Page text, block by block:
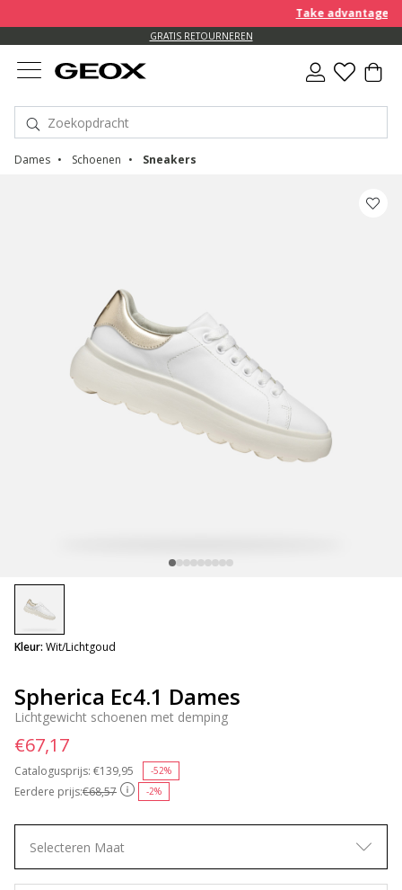
Take advantage of
GRATIS RETOURNEREN
Dames Schoenen Sneakers
Spherica Ec4.1 Dames
Lichtgewicht schoenen met demping
Eerdere prijs:€68,57 -2%
Catalogusprijs: Price reduced from
€139,95 -52%
€67,17
Kleur: Wit/Lichtgoud
selected
Selecteren Maat